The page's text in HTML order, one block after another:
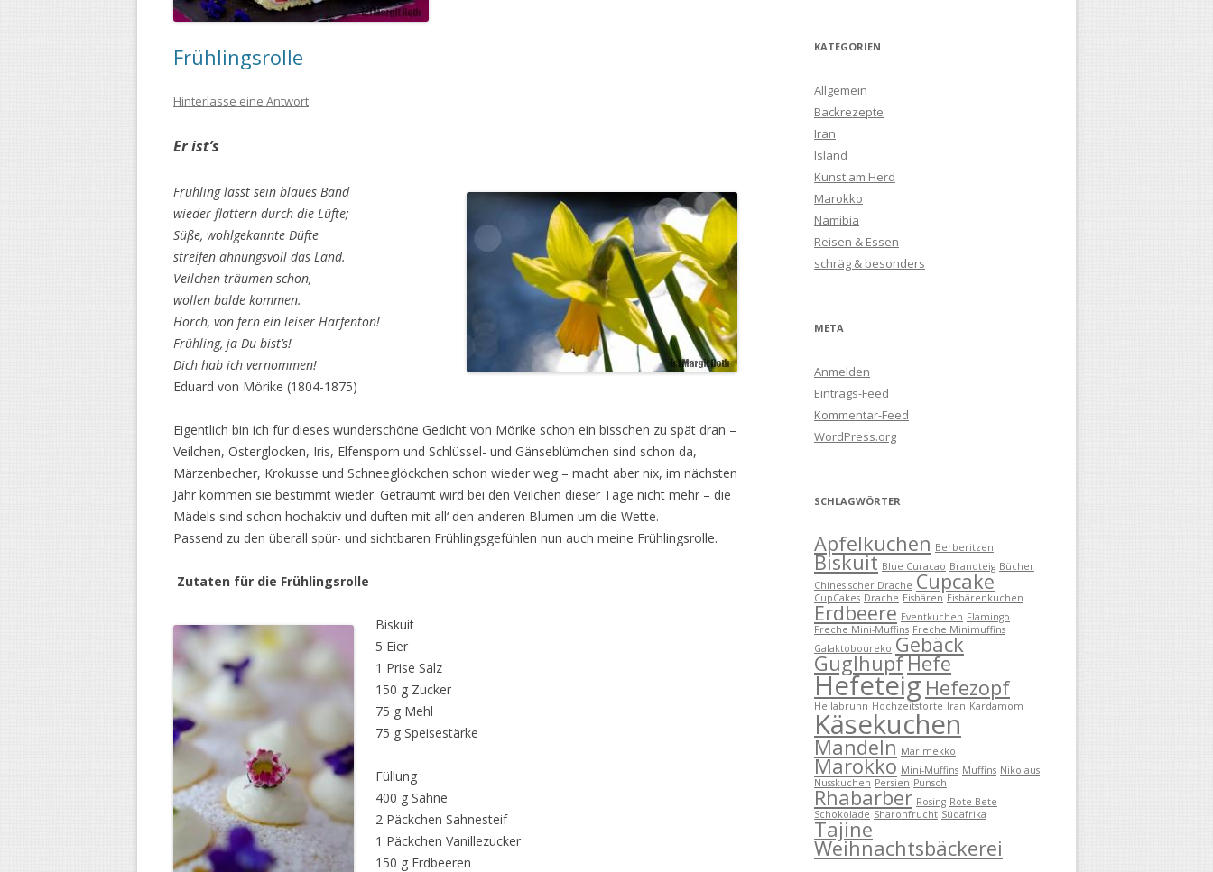
Frühlingsrolle
Hinterlasse eine Antwort
Er ist’s
Frühling lässt sein blaues Band
wieder flattern durch die Lüfte;
Süße, wohlgekannte Düfte
streifen ahnungsvoll das Land.
Veilchen träumen schon,
wollen balde kommen.
Horch, von fern ein leiser Harfenton!
Frühling, ja Du bist’s!
Dich hab ich vernommen!
Eduard von Mörike (1804-1875)
Eigentlich bin ich für dieses wunderschöne Gedicht von Mörike schon ein bisschen zu spät dran –
Veilchen, Osterglocken, Iris, Elfensporn und Schlüssel- und Gänseblümchen sind schon da,
Märzenbecher, Krokusse und Schneeglöckchen schon wieder weg – macht aber nix, im nächsten
Jahr kommen sie bestimmt wieder. Geträumt wird bei den Veilchen dieser Tage nicht mehr – die
Mädels sind schon hochaktiv und duften mit all‘ den anderen Blumen um die Wette.
Passend zu den überall spür- und sichtbaren Frühlingsgefühlen nun auch meine Frühlingsrolle.
Zutaten für die Frühlingsrolle
Biskuit
5 Eier
1 Prise Salz
150 g Zucker
75 g Mehl
75 g Speisestärke
Füllung
400 g Sahne
2 Päckchen Sahnesteif
1 Päckchen Vanillezucker
150 g Erdbeeren
KATEGORIEN
Allgemein
Backrezepte
Iran
Island
Kunst am Herd
Marokko
Namibia
Reisen & Essen
schräg & besonders
META
Anmelden
Eintrags-Feed
Kommentar-Feed
WordPress.org
SCHLAGWÖRTER
Apfelkuchen Berberitzen
Biskuit Blue Curacao Brandteig Bücher
Chinesischer Drache Cupcake
CupCakes Drache Eisbären Eisbärenkuchen
Erdbeere Eventkuchen Flamingo
Freche Mini-Muffins Freche Minimuffins
Galaktoboureko Gebäck
GuglhupfHefe
Hefeteig Hefezopf
Hellabrunn Hochzeitstorte Iran Kardamom
Käsekuchen
Mandeln Marimekko
Marokko Mini-Muffins Muffins Nikolaus
Nusskuchen Persien Punsch
Rhabarber Rosing Rote Bete
Schokolade Sharonfrucht Südafrika
Tajine
Weihnachtsbäckerei